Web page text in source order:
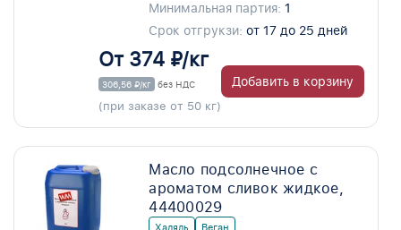
Минимальная партия: 1
Срок отгрукзи: от 17 до 25 дней
От 374 ₽/кг
306,56 ₽/кг без НДС
(при заказе от 50 кг)
Добавить в корзину
Масло подсолнечное с
ароматом сливок жидкое,
44400029